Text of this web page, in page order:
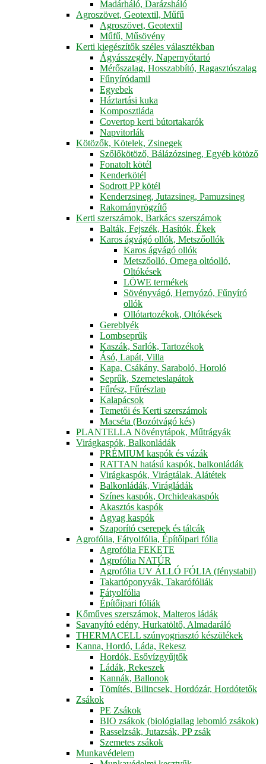
Madárháló, Darázsháló
Agroszövet, Geotextil, Műfű
Agroszövet, Geotextil
Műfű, Műsövény
Kerti kiegészítők széles választékban
Ágyásszegély, Napernyőtartó
Mérőszalag, Hosszabbító, Ragasztószalag
Fűnyíródamil
Egyebek
Háztartási kuka
Komposztláda
Covertop kerti bútortakarók
Napvitorlák
Kötözők, Kötelek, Zsinegek
Szőlőkötöző, Bálázózsineg, Egyéb kötöző
Fonatolt kötél
Kenderkötél
Sodrott PP kötél
Kenderzsineg, Jutazsineg, Pamuzsineg
Rakományrögzítő
Kerti szerszámok, Barkács szerszámok
Balták, Fejszék, Hasítók, Ékek
Karos ágvágó ollók, Metszőollók
Karos ágvágó ollók
Metszőolló, Omega oltóolló,
Oltókések
LÖWE termékek
Sövényvágó, Hernyózó, Fűnyíró
ollók
Ollótartozékok, Oltókések
Gereblyék
Lombseprűk
Kaszák, Sarlók, Tartozékok
Ásó, Lapát, Villa
Kapa, Csákány, Saraboló, Horoló
Seprűk, Szemeteslapátok
Fűrész, Fűrészlap
Kalapácsok
Temetői és Kerti szerszámok
Macséta (Bozótvágó kés)
PLANTELLA Növénytápok, Műtrágyák
Virágkaspók, Balkonládák
PRÉMIUM kaspók és vázák
RATTAN hatású kaspók, balkonládák
Virágkaspók, Virágtálak, Alátétek
Balkonládák, Virágládák
Színes kaspók, Orchideakaspók
Akasztós kaspók
Agyag kaspók
Szaporító cserepek és tálcák
Agrofólia, Fátyolfólia, Építőipari fólia
Agrofólia FEKETE
Agrofólia NATÚR
Agrofólia UV ÁLLÓ FÓLIA (fénystabil)
Takartóponyvák, Takarófóliák
Fátyolfólia
Építőipari fóliák
Kőműves szerszámok, Malteros ládák
Savanyító edény, Hurkatöltő, Almadaráló
THERMACELL szúnyogriasztó készülékek
Kanna, Hordó, Láda, Rekesz
Hordók, Esővízgyűjtők
Ládák, Rekeszek
Kannák, Ballonok
Tömítés, Bilincsek, Hordózár, Hordótetők
Zsákok
PE Zsákok
BIO zsákok (biológiailag lebomló zsákok)
Rasselzsák, Jutazsák, PP zsák
Szemetes zsákok
Munkavédelem